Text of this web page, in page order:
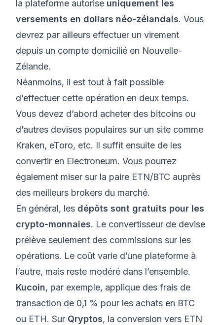
la plateforme autorise uniquement les
versements en dollars néo-zélandais. Vous
devrez par ailleurs effectuer un virement
depuis un compte domicilié en Nouvelle-
Zélande.
Néanmoins, il est tout à fait possible
d’effectuer cette opération en deux temps.
Vous devez d’abord acheter des bitcoins ou
d’autres devises populaires sur un site comme
Kraken, eToro, etc. Il suffit ensuite de les
convertir en Electroneum. Vous pourrez
également miser sur la paire ETN/BTC auprès
des meilleurs brokers du marché.
En général, les dépôts sont gratuits pour les
crypto-monnaies. Le convertisseur de devise
prélève seulement des commissions sur les
opérations. Le coût varie d’une plateforme à
l’autre, mais reste modéré dans l’ensemble.
Kucoin, par exemple, applique des frais de
transaction de 0,1 % pour les achats en BTC
ou ETH. Sur Qryptos, la conversion vers ETN